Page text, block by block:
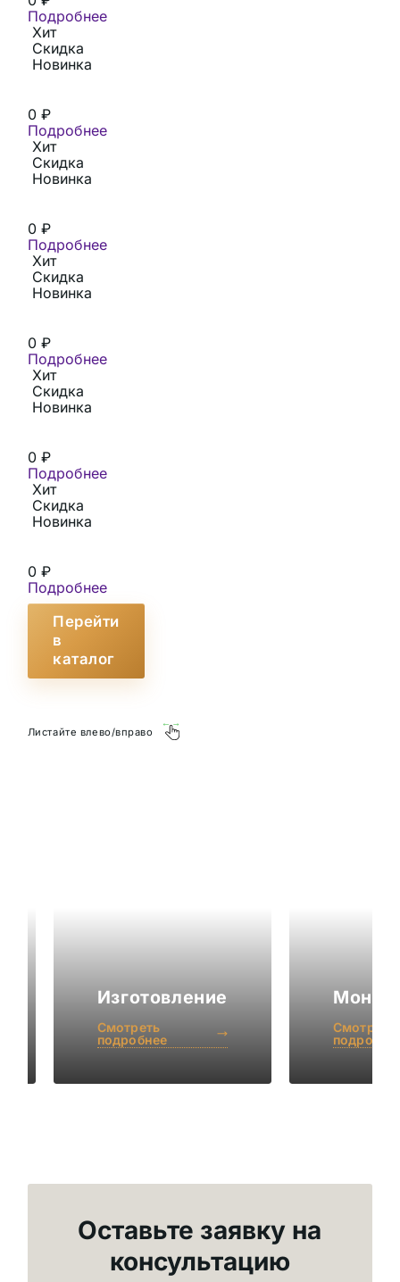
Подробнее
Хит
Скидка
Новинка
0₽
Подробнее
Хит
Скидка
Новинка
0₽
Подробнее
Хит
Скидка
Новинка
0₽
Подробнее
Хит
Скидка
Новинка
0₽
Подробнее
Хит
Скидка
Новинка
0₽
Подробнее
Перейти
в
каталог
Листайте влево/вправо
Изготовление
Смотреть
подробнее
Смотреть
Оставьте заявку на
консультацию